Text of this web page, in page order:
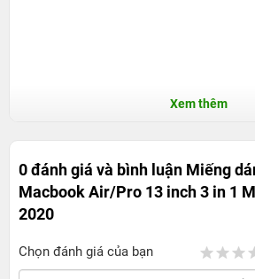
Xem thêm
0 đánh giá và bình luận Miếng
Macbook Air/Pro 13 inch 3 in 1
2020
Chọn đánh giá của bạn